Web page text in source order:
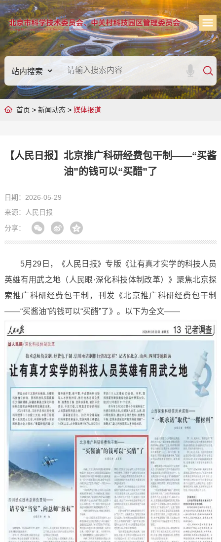
首页 > 新闻动态> 媒体报道
【人民日报】北京推广科研经费包干制——“买酱
油”的钱可以“买醋”了
日期：2026-05-29
来源：人民日报
分享：
5月29日，《人民日报》专版《让有真才实学的科技人员
英雄有用武之地（人民眼·深化科技体制改革）》聚焦北京探
索推广科研经费包干制，刊发《北京推广科研经费包干制
——“买酱油”的钱可以“买醋”了》。以下为全文——